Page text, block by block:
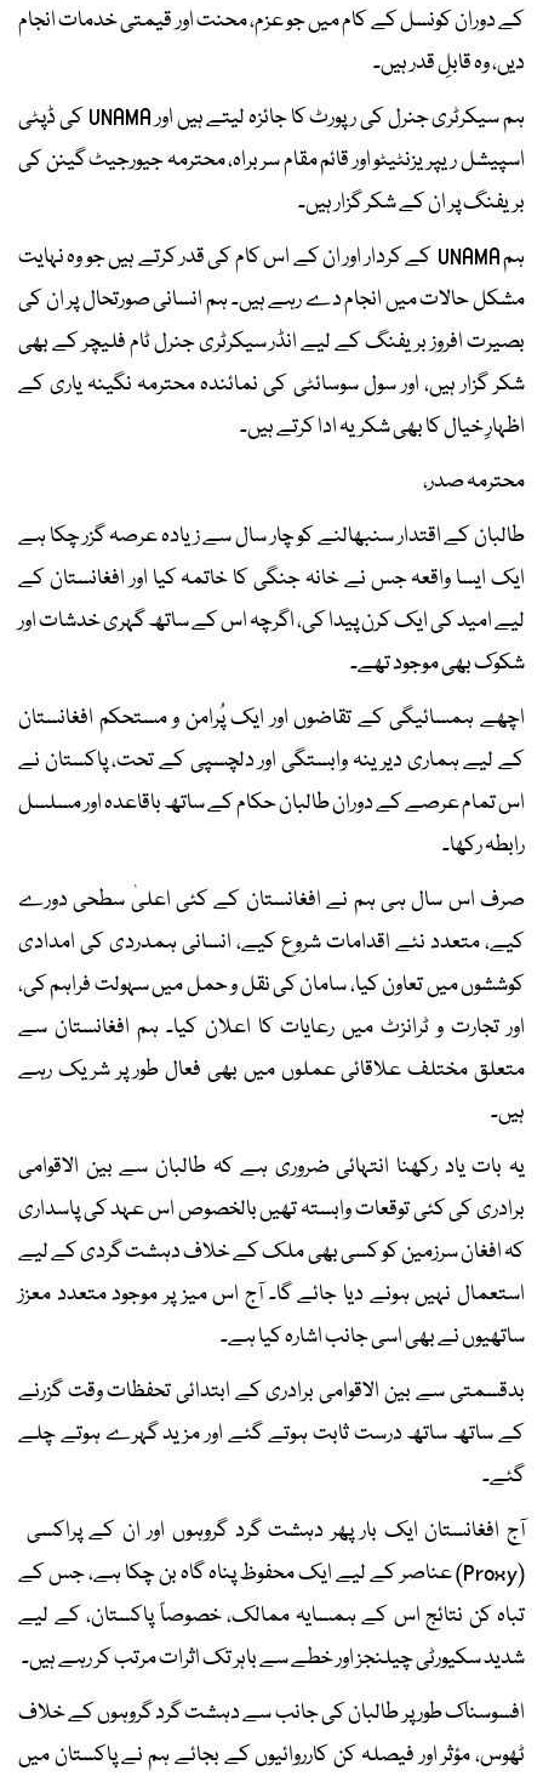
کے دوران کونسل کے کام میں جو عزم، محنت اور قیمتی خدمات انجام
دیں، وہ قابلِ قدر ہیں۔
ہم سیکرٹری جنرل کی رپورٹ کا جائزہ لیتے ہیں اور UNAMA کی ڈپٹی
اسپیشل ریپریزنٹیٹو اور قائم مقام سربراہ، محترمہ جیورجیٹ گینن کی
بریفنگ پر ان کے شکر گزار ہیں۔
ہم UNAMA کے کردار اور ان کے اس کام کی قدر کرتے ہیں جو وہ نہایت
مشکل حالات میں انجام دے رہے ہیں۔ ہم انسانی صورتحال پر ان کی
بصیرت افروز بریفنگ کے لیے انڈر سیکرٹری جنرل ٹام فلیچر کے بھی
شکر گزار ہیں، اور سول سوسائٹی کی نمائندہ محترمہ نگینہ یاری کے
اظہارِ خیال کا بھی شکریہ ادا کرتے ہیں۔
محترمہ صدر،
طالبان کے اقتدار سنبھالنے کو چار سال سے زیادہ عرصہ گزر چکا ہے
ایک ایسا واقعہ جس نے خانہ جنگی کا خاتمہ کیا اور افغانستان کے
لیے امید کی ایک کرن پیدا کی، اگرچہ اس کے ساتھ گہری خدشات اور
شکوک بھی موجود تھے۔
اچھے ہمسائیگی کے تقاضوں اور ایک پُرامن و مستحکم افغانستان
کے لیے ہماری دیرینہ وابستگی اور دلچسپی کے تحت، پاکستان نے
اس تمام عرصے کے دوران طالبان حکام کے ساتھ باقاعدہ اور مسلسل
رابطہ رکھا۔
صرف اس سال ہی ہم نے افغانستان کے کئی اعلیٰ سطحی دورے
کیے، متعدد نئے اقدامات شروع کیے، انسانی ہمدردی کی امدادی
کوششوں میں تعاون کیا، سامان کی نقل و حمل میں سہولت فراہم کی،
اور تجارت و ٹرانزٹ میں رعایات کا اعلان کیا۔ ہم افغانستان سے
متعلق مختلف علاقائی عملوں میں بھی فعال طور پر شریک رہے
ہیں۔
یہ بات یاد رکھنا انتہائی ضروری ہے کہ طالبان سے بین الاقوامی
برادری کی کئی توقعات وابستہ تھیں بالخصوص اس عہد کی پاسداری
کہ افغان سرزمین کو کسی بھی ملک کے خلاف دہشت گردی کے لیے
استعمال نہیں ہونے دیا جائے گا۔ آج اس میز پر موجود متعدد معزز
ساتھیوں نے بھی اسی جانب اشارہ کیا ہے۔
بدقسمتی سے بین الاقوامی برادری کے ابتدائی تحفظات وقت گزرنے
کے ساتھ ساتھ درست ثابت ہوتے گئے اور مزید گہرے ہوتے چلے
گئے۔
آج افغانستان ایک بار پھر دہشت گرد گروہوں اور ان کے پراکسی
(Proxy) عناصر کے لیے ایک محفوظ پناہ گاہ بن چکا ہے، جس کے
تباہ کن نتائج اس کے ہمسایہ ممالک، خصوصاً پاکستان، کے لیے
شدید سکیورٹی چیلنجز اور خطے سے باہر تک اثرات مرتب کر رہے ہیں۔
افسوسناک طور پر طالبان کی جانب سے دہشت گرد گروہوں کے خلاف
ٹھوس، مؤثر اور فیصلہ کن کارروائیوں کے بجائے ہم نے پاکستان میں